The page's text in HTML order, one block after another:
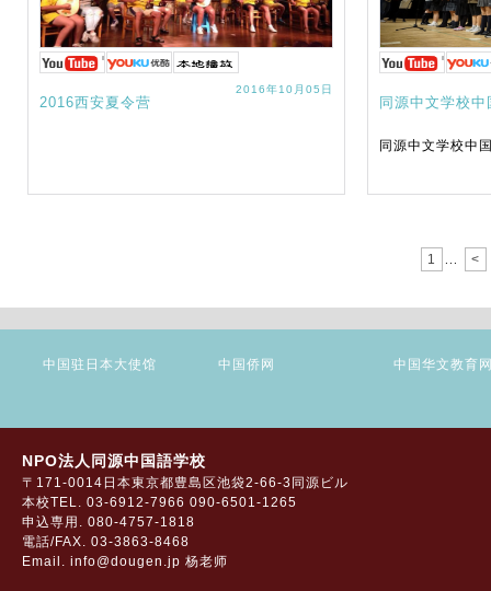
2016西安夏令营
2016年10月05日
同源中文学校中
同源中文学校中
1 <
中国驻日本大使馆 中国侨网 中国华文教育
NPO法人同源中国語学校
〒171-0014日本東京都豊島区池袋2-66-3同源ビル
本校TEL. 03-6912-7966 090-6501-1265
申込専用. 080-4757-1818
電話/FAX. 03-3863-8468
Email. info@dougen.jp 杨老师